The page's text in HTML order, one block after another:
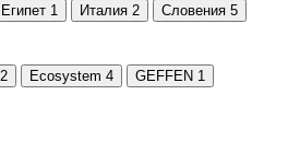
Египет 1 Италия 2 Словения 5
2 Ecosystem 4 GEFFEN 1